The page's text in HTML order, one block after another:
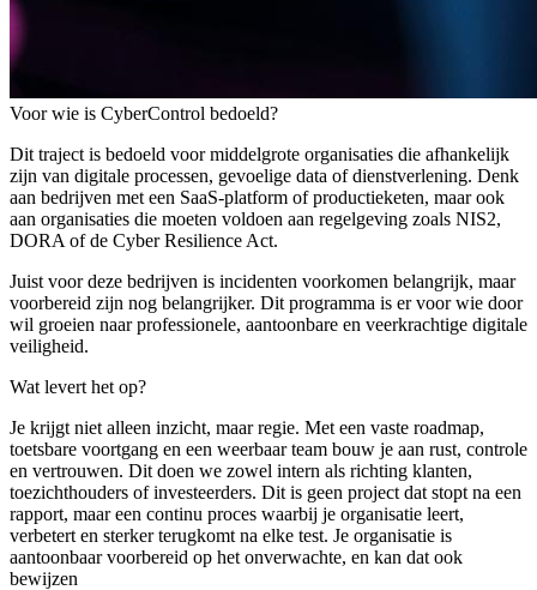
Voor wie is CyberControl bedoeld?
Dit traject is bedoeld voor middelgrote organisaties die afhankelijk
zijn van digitale processen, gevoelige data of dienstverlening. Denk
aan bedrijven met een SaaS-platform of productieketen, maar ook
aan organisaties die moeten voldoen aan regelgeving zoals NIS2,
DORA of de Cyber Resilience Act.
Juist voor deze bedrijven is incidenten voorkomen belangrijk, maar
voorbereid zijn nog belangrijker. Dit programma is er voor wie door
wil groeien naar professionele, aantoonbare en veerkrachtige digitale
veiligheid.
Wat levert het op?
Je krijgt niet alleen inzicht, maar regie. Met een vaste roadmap,
toetsbare voortgang en een weerbaar team bouw je aan rust, controle
en vertrouwen. Dit doen we zowel intern als richting klanten,
toezichthouders of investeerders. Dit is geen project dat stopt na een
rapport, maar een continu proces waarbij je organisatie leert,
verbetert en sterker terugkomt na elke test. Je organisatie is
aantoonbaar voorbereid op het onverwachte, en kan dat ook
bewijzen